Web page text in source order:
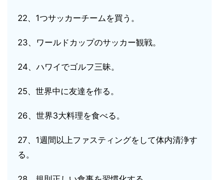
22、1つサッカーチームを買う。
23、ワールドカップのサッカー観戦。
24、ハワイでゴルフ三昧。
25、世界中に友達を作る。
26、世界3大料理を食べる。
27、1週間以上ファスティングをして体内清浄す
る。